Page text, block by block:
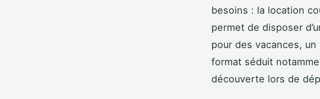
besoins : la location
permet de disposer
pour des vacances,
format séduit
découverte lors de